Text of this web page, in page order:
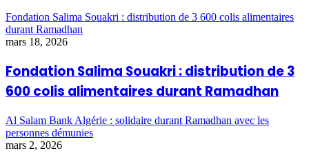
Fondation Salima Souakri : distribution de 3 600 colis alimentaires
durant Ramadhan
mars 18, 2026
Fondation Salima Souakri : distribution de 3
600 colis alimentaires durant Ramadhan
Al Salam Bank Algérie : solidaire durant Ramadhan avec les
personnes démunies
mars 2, 2026